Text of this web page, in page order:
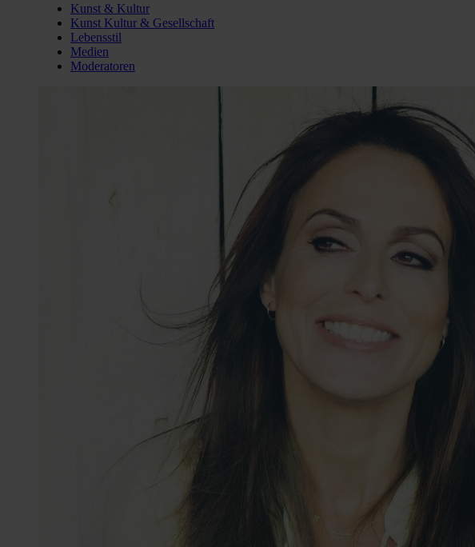
Kunst & Kultur
Kunst Kultur & Gesellschaft
Lebensstil
Medien
Moderatoren